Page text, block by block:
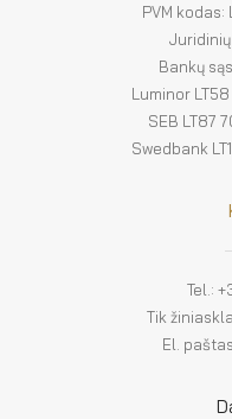
PVM kodas:
Bankų
Luminor
SEB LT87
Swedbank
Tel.:
Tik
El.